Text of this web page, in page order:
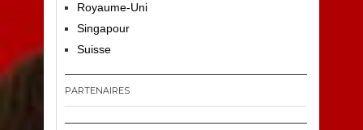
Royaume-Uni
Singapour
Suisse
PARTENAIRES